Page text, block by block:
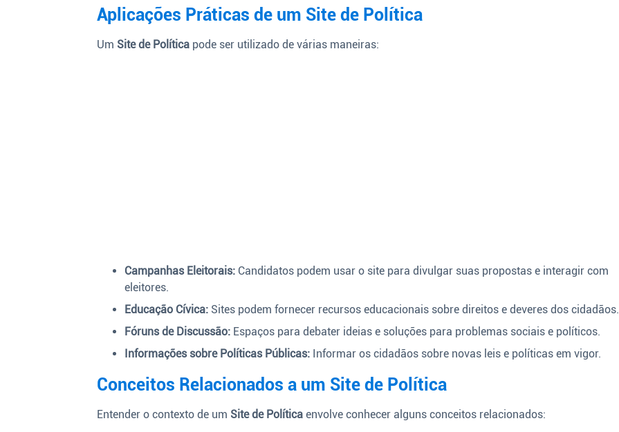
Aplicações Práticas de um Site de Política
Um Site de Política pode ser utilizado de várias maneiras:
Campanhas Eleitorais: Candidatos podem usar o site para divulgar suas propostas e interagir com
eleitores.
Educação Cívica: Sites podem fornecer recursos educacionais sobre direitos e deveres dos cidadãos.
Fóruns de Discussão: Espaços para debater ideias e soluções para problemas sociais e políticos.
Informações sobre Políticas Públicas: Informar os cidadãos sobre novas leis e políticas em vigor.
Conceitos Relacionados a um Site de Política
Entender o contexto de um Site de Política envolve conhecer alguns conceitos relacionados: